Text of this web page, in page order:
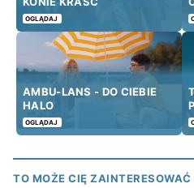
OGLĄDAJ
AMBU-LANS - DO CIEBIE
HALO
OGLĄDAJ
TO MOŻE CIĘ ZAINTERESOWAĆ